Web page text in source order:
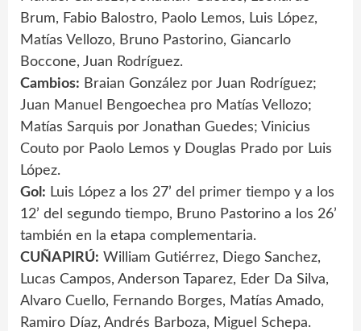
Brum, Fabio Balostro, Paolo Lemos, Luis López,
Matías Vellozo, Bruno Pastorino, Giancarlo
Boccone, Juan Rodríguez.
Cambios: Braian González por Juan Rodríguez;
Juan Manuel Bengoechea pro Matías Vellozo;
Matías Sarquis por Jonathan Guedes; Vinicius
Couto por Paolo Lemos y Douglas Prado por Luis
López.
Gol: Luis López a los 27’ del primer tiempo y a los
12’ del segundo tiempo, Bruno Pastorino a los 26’
también en la etapa complementaria.
CUÑAPIRÚ: William Gutiérrez, Diego Sanchez,
Lucas Campos, Anderson Taparez, Eder Da Silva,
Alvaro Cuello, Fernando Borges, Matías Amado,
Ramiro Díaz, Andrés Barboza, Miguel Schepa.